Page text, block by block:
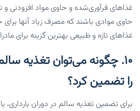
غذاهای فرآوری‌شده و حاوی مواد افزودنی
حاوی موادی باشند که مصرف زیاد آنها
غذاهای تازه و طبیعی بهترین گزینه برای
۱۰. چگونه می‌توان تغذیه
را تضمین کرد؟
برای تضمین تغذیه سالم در دوران بارداری،